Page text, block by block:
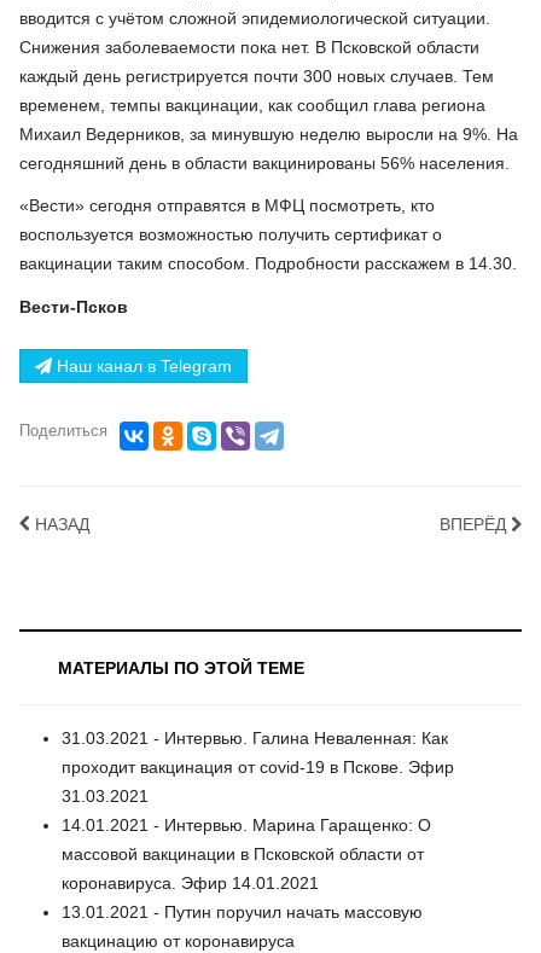
вводится с учётом сложной эпидемиологической ситуации.
Снижения заболеваемости пока нет. В Псковской области
каждый день регистрируется почти 300 новых случаев. Тем
временем, темпы вакцинации, как сообщил глава региона
Михаил Ведерников, за минувшую неделю выросли на 9%. На
сегодняшний день в области вакцинированы 56% населения.
«Вести» сегодня отправятся в МФЦ посмотреть, кто
воспользуется возможностью получить сертификат о
вакцинации таким способом. Подробности расскажем в 14.30.
Вести-Псков
Наш канал в Telegram
Поделиться
НАЗАД ВПЕРЁД
МАТЕРИАЛЫ ПО ЭТОЙ ТЕМЕ
31.03.2021 - Интервью. Галина Неваленная: Как
проходит вакцинация от covid-19 в Пскове. Эфир
31.03.2021
14.01.2021 - Интервью. Марина Гаращенко: О
массовой вакцинации в Псковской области от
коронавируса. Эфир 14.01.2021
13.01.2021 - Путин поручил начать массовую
вакцинацию от коронавируса